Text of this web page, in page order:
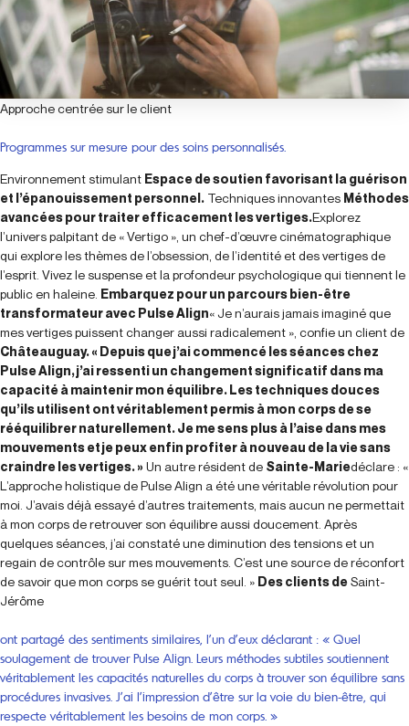
Approche centrée sur le client
Programmes sur mesure pour des soins personnalisés.
Environnement stimulant Espace de soutien favorisant la guérison
et l’épanouissement personnel. Techniques innovantes Méthodes
avancées pour traiter efficacement les vertiges.Explorez
l’univers palpitant de « Vertigo », un chef-d’œuvre cinématographique
qui explore les thèmes de l’obsession, de l’identité et des vertiges de
l’esprit. Vivez le suspense et la profondeur psychologique qui tiennent le
public en haleine. Embarquez pour un parcours bien-être
transformateur avec Pulse Align« Je n’aurais jamais imaginé que
mes vertiges puissent changer aussi radicalement », confie un client de
Châteauguay. « Depuis que j’ai commencé les séances chez
Pulse Align, j’ai ressenti un changement significatif dans ma
capacité à maintenir mon équilibre. Les techniques douces
qu’ils utilisent ont véritablement permis à mon corps de se
rééquilibrer naturellement. Je me sens plus à l’aise dans mes
mouvements et je peux enfin profiter à nouveau de la vie sans
craindre les vertiges. » Un autre résident de Sainte-Mariedéclare : «
L’approche holistique de Pulse Align a été une véritable révolution pour
moi. J’avais déjà essayé d’autres traitements, mais aucun ne permettait
à mon corps de retrouver son équilibre aussi doucement. Après
quelques séances, j’ai constaté une diminution des tensions et un
regain de contrôle sur mes mouvements. C’est une source de réconfort
de savoir que mon corps se guérit tout seul. » Des clients deSaint-
Jérôme
ont partagé des sentiments similaires, l’un d’eux déclarant : « Quel
soulagement de trouver Pulse Align. Leurs méthodes subtiles soutiennent
véritablement les capacités naturelles du corps à trouver son équilibre sans
procédures invasives. J’ai l’impression d’être sur la voie du bien-être, qui
respecte véritablement les besoins de mon corps. »